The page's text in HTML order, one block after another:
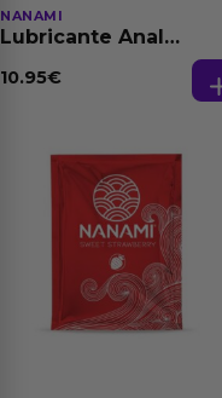
NANAMI
Lubricante Anal
Dilatación Base Agua
10.95€